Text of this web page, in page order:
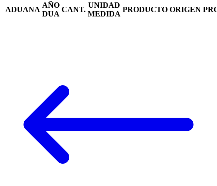
ADUANA
AÑO
DUA
CANT.
UNIDAD
MEDIDA
PRODUCTO ORIGEN